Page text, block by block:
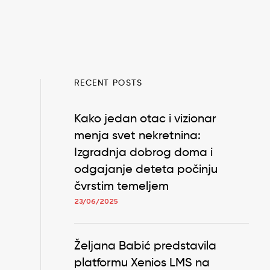
RECENT POSTS
Kako jedan otac i vizionar
menja svet nekretnina:
Izgradnja dobrog doma i
odgajanje deteta počinju
čvrstim temeljem
23/06/2025
Željana Babić predstavila
platformu Xenios LMS na